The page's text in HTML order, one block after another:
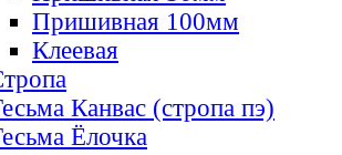
Пришивная 100мм
Клеевая
Канвас (стропа пэ)
Ёлочка